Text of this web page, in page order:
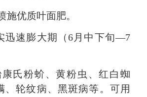
优质叶面肥。
速膨大期（6月中下旬—7
粉蚧、黄粉虫、红白蜘
、轮纹病、黑斑病等。可用